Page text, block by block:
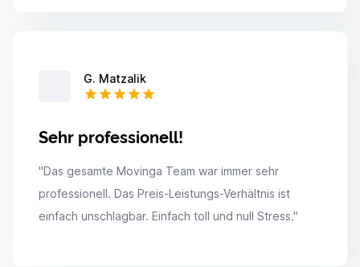
G. Matzalik
Sehr professionell!
"Das gesamte Movinga Team war immer sehr
professionell. Das Preis-Leistungs-Verhältnis ist
einfach unschlagbar. Einfach toll und null Stress."